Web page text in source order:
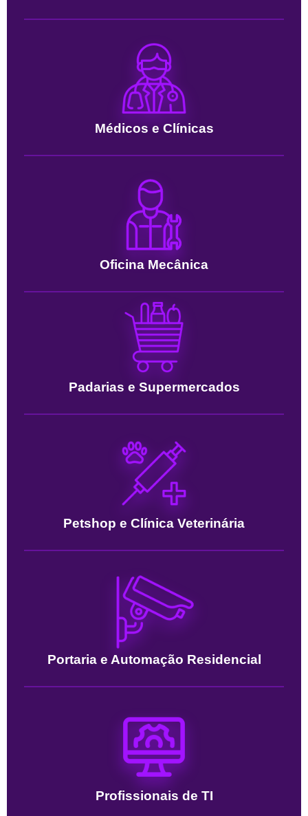
Médicos e Clínicas
Oficina Mecânica
Padarias e Supermercados
Petshop e Clínica Veterinária
Portaria e Automação Residencial
Profissionais de TI